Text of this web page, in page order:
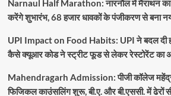
Narnaul Half Marathon: नारनौल में मैराथन का
करेंगे शुभारंभ, 68 हजार धावकों के पंजीकरण से बना नया
UPI Impact on Food Habits: UPI ने बदल दी
कैसे क्यूआर कोड ने स्ट्रीट फूड से लेकर रेस्टोरेंट का
Mahendragarh Admission: पीजी कॉलेज
फिजिकल काउंसलिंग शुरू, बी.ए. और बी.एससी. में ढेरों